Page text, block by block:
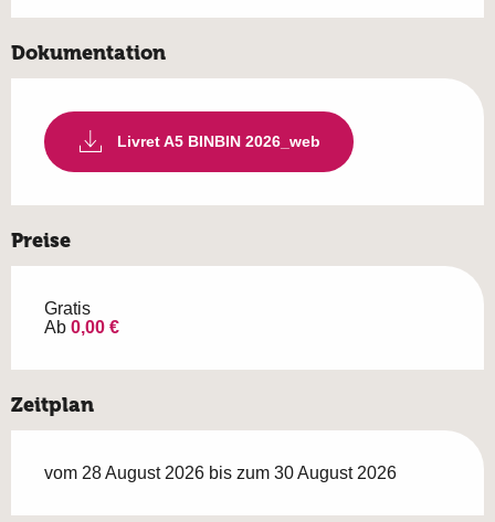
Dokumentation
Livret A5 BINBIN 2026_web
Preise
Gratis
Ab 0,00 €
Zeitplan
vom 28 August 2026 bis zum 30 August 2026